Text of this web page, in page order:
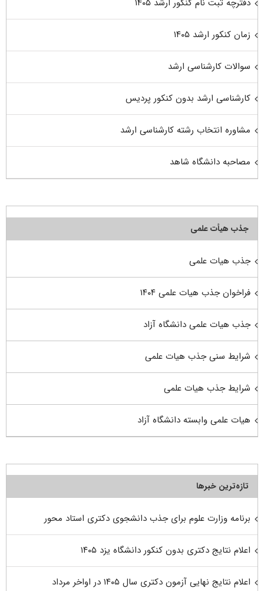
دفترچه ثبت نام کنکور ارشد ۱۴۰۵
زمان کنکور ارشد ۱۴۰۵
سوالات کارشناسی ارشد
کارشناسی ارشد بدون کنکور پردیس
مشاوره انتخاب رشته کارشناسی ارشد
مصاحبه دانشگاه شاهد
جذب هیأت علمی
جذب هیات علمی
فراخوان جذب هیات علمی ۱۴۰۴
جذب هیات علمی دانشگاه آزاد
شرایط سنی جذب هیات علمی
شرایط جذب هیات علمی
هیات علمی وابسته دانشگاه آزاد
تازه‌ترین خبرها
برنامه وزارت علوم برای جذب دانشجوی دکتری استاد محور
اعلام نتایج دکتری بدون کنکور دانشگاه یزد ۱۴۰۵
اعلام نتایج نهایی آزمون دکتری سال ۱۴۰۵ در اواخر مرداد